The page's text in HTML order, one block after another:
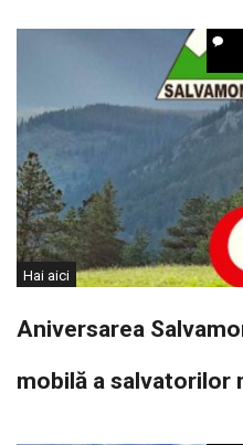
Hai aici
Aniversarea
mobilă a salvatorilor